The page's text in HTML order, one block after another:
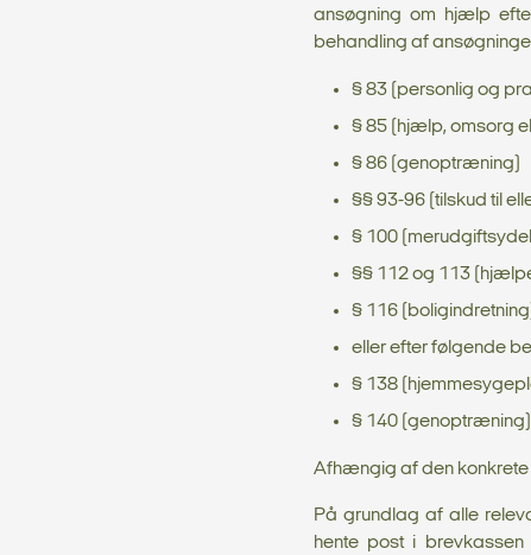
ansøgning om hjælp
behandling af
§ 83 (personlig og
§ 85 (hjælp, omsorg
§ 86 (genoptræning)
§§ 93-96 (tilskud til
§ 100
§§ 112 og 113
§ 116 (boligindretning)
eller efter følgende
§ 138
§ 140
Afhængig af den konkrete
På grundlag af alle
hente post i